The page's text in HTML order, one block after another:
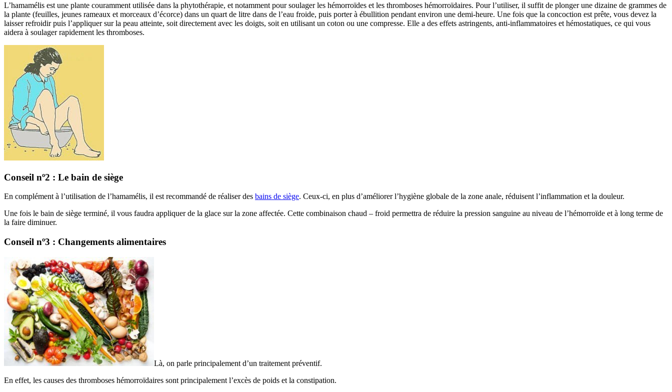
L’hamamélis est une plante couramment utilisée dans la phytothérapie, et notamment pour soulager les hémorroïdes et les thromboses hémorroïdaires. Pour l’utiliser, il suffit de plonger une dizaine de grammes de
la plante (feuilles, jeunes rameaux et morceaux d’écorce) dans un quart de litre dans de l’eau froide, puis porter à ébullition pendant environ une demi-heure. Une fois que la concoction est prête, vous devez la
laisser refroidir puis l’appliquer sur la peau atteinte, soit directement avec les doigts, soit en utilisant un coton ou une compresse. Elle a des effets astringents, anti-inflammatoires et hémostatiques, ce qui vous
aidera à soulager rapidement les thromboses.
Conseil nº2 : Le bain de siège
En complément à l’utilisation de l’hamamélis, il est recommandé de réaliser des bains de siège. Ceux-ci, en plus d’améliorer l’hygiène globale de la zone anale, réduisent l’inflammation et la douleur.
Une fois le bain de siège terminé, il vous faudra appliquer de la glace sur la zone affectée. Cette combinaison chaud – froid permettra de réduire la pression sanguine au niveau de l’hémorroïde et à long terme de
la faire diminuer.
Conseil nº3 : Changements alimentaires
Là, on parle principalement d’un traitement préventif.
En effet, les causes des thromboses hémorroïdaires sont principalement l’excès de poids et la constipation.